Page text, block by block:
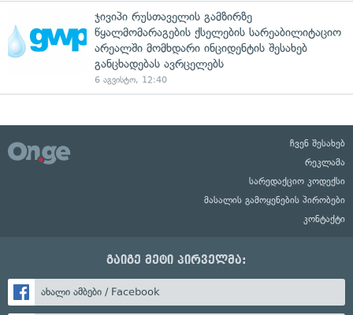
ჯივიპი რუსთაველის გამზირზე
წყალმომარაგების ქსელების სარეაბილიტაციო
არეალში მომხდარი ინციდენტის შესახებ
განცხადებას ავრცელებს
6 აგვისტო, 12:40
ჩვენ შესახებ
რეკლამა
სარედაქციო კოდექსი
მასალის გამოყენების პირობები
კონტაქტი
გაიგე მეტი პირველმა:
ახალი ამბები / Facebook